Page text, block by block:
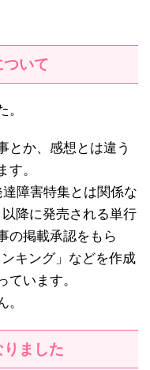
いて
とか、感想とは違う
す。
障害特集とは関係な
降に発売される単行
の掲載承認をもら
キング」などを作成
ています。
ました